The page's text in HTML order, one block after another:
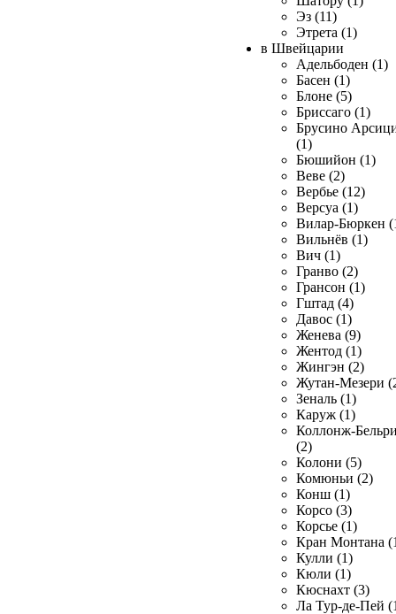
Эз (11)
Этрета (1)
в Швейцарии
Адельбоден (1)
Басен (1)
Блоне (5)
Бриссаго (1)
Брусино
(1)
Бюшийон (1)
Веве (2)
Вербье (12)
Версуа (1)
Вилар-Бюркен
Вильнёв (1)
Вич (1)
Гранво (2)
Грансон (1)
Гштад (4)
Давос (1)
Женева (9)
Жентод (1)
Жингэн (2)
Жутан-Мезери
Зеналь (1)
Каруж (1)
Коллонж-
(2)
Колони (5)
Комюньи (2)
Конш (1)
Корсо (3)
Корсье (1)
Кран Монтана
Кулли (1)
Кюли (1)
Кюснахт (3)
Ла Тур-де-Пей